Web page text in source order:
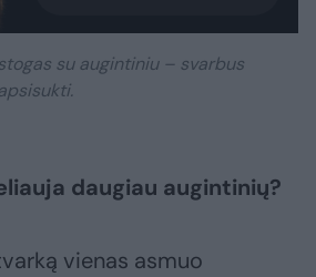
su augintiniu – svarbus
daugiau augintinių?
vienas asmuo